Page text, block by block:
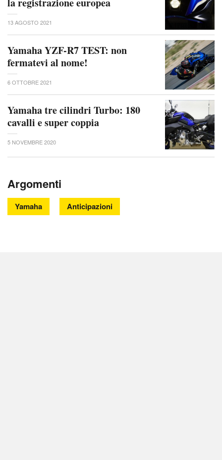
13 AGOSTO 2021
Yamaha YZF-R7 TEST: non
fermatevi al nome!
6 OTTOBRE 2021
Yamaha tre cilindri Turbo: 180
cavalli e super coppia
5 NOVEMBRE 2020
Argomenti
Yamaha Anticipazioni